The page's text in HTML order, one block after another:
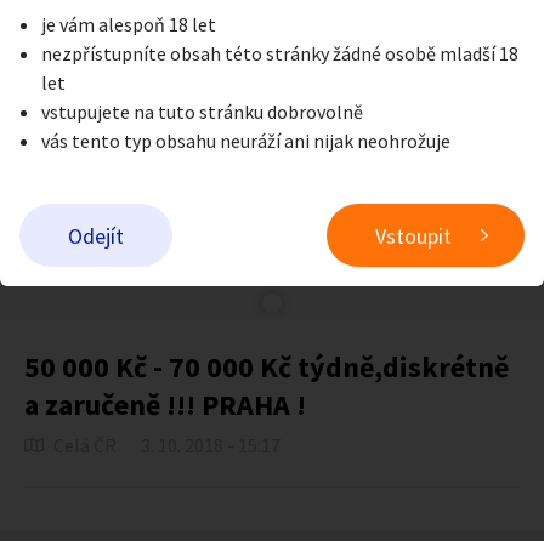
Sběratelství
Přidat inzerát
50 000 Kč - 70 000 Kč týdně,diskrétně
a zaručeně !!! PRAHA !
Odeslat zprávu
je vám alespoň 18 let
nezpřístupníte obsah této stránky žádné osobě mladší 18
let
vstupujete na tuto stránku dobrovolně
vás tento typ obsahu neuráží ani nijak neohrožuje
Odejít Vstoupit